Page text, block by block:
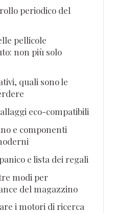
periodico del
pellicole
non più solo
quali sono le
eco-compatibili
e componenti
e lista dei regali
modi per
del magazzino
i motori di ricerca